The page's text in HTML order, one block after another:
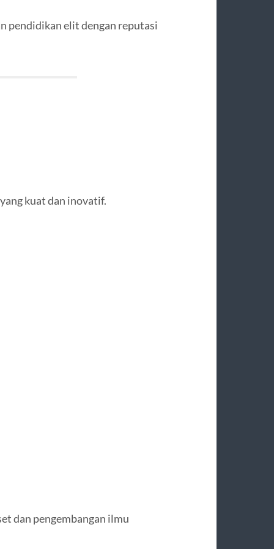
pendidikan elit dengan reputasi
kuat dan inovatif.
dan pengembangan ilmu